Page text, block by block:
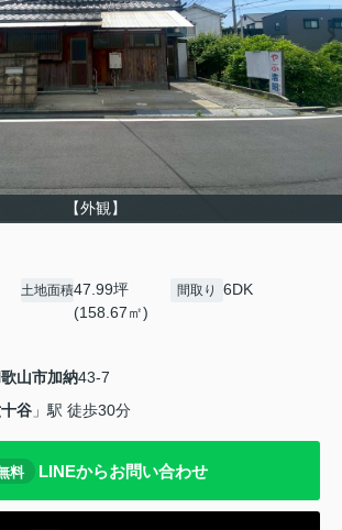
【外観】
土地面積47.99坪
(158.67㎡)
間取り 6DK
山市加納43-7
谷 」駅 徒歩30分
料 LINEからお問い合わせ